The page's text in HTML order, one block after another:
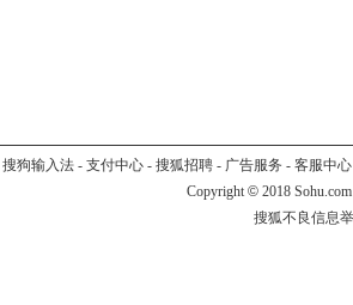
搜狗输入法- 支付中心- 搜狐招聘- 广告服务 - 客服中心
Copyright © 2018
搜狐不良信息